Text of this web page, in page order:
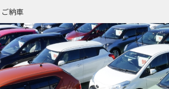
ご納車